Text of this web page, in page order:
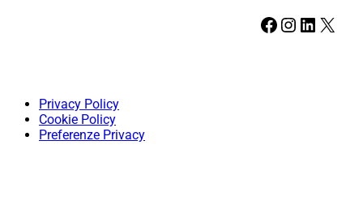
Facebook Instagram LinkedIn X
Privacy Policy
Cookie Policy
Preferenze Privacy